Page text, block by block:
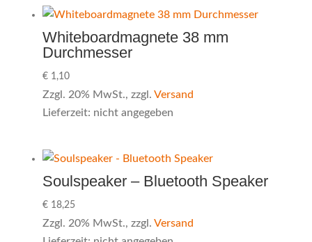
Whiteboardmagnete 38 mm
Durchmesser
€1,10
Zzgl. 20% MwSt., zzgl. Versand
Lieferzeit: nicht angegeben
Soulspeaker – Bluetooth Speaker
€18,25
Zzgl. 20% MwSt., zzgl. Versand